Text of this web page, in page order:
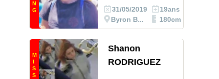
N
G
31/05/2019
Byron B...
19ans
180cm
M
S
S
Shanon
RODRIGUEZ